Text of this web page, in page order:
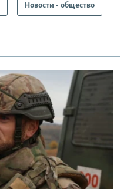
Новости - общество